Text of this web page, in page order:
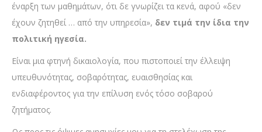
έναρξη των μαθημάτων, ότι δε γνωρίζει τα κενά, αφού «δεν
έχουν ζητηθεί … από την υπηρεσία», δεν τιμά την ίδια την
πολιτική ηγεσία.
Είναι μια φτηνή δικαιολογία, που πιστοποιεί την έλλειψη
υπευθυνότητας, σοβαρότητας, ευαισθησίας και
ενδιαφέροντος για την επίλυση ενός τόσο σοβαρού
ζητήματος.